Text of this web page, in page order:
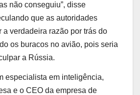
não conseguiu”, disse
que as autoridades
a verdadeira razão por trás do
os buracos no avião, pois seria
a Rússia.
especialista em inteligência,
e o CEO da empresa de